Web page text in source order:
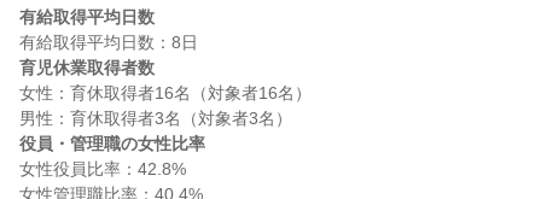
有給取得平均日数
育児休業取得者数
女性：育休取得者16名（対象者16名）
役員・管理職の女性比率
女性役員比率：42.8%